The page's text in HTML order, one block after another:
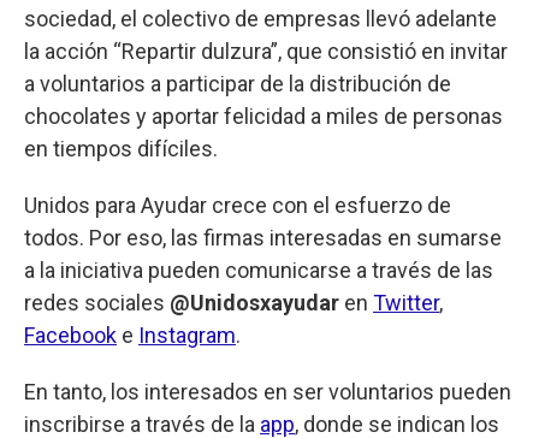
sociedad, el colectivo de empresas llevó adelante
la acción “Repartir dulzura”, que consistió en invitar
a voluntarios a participar de la distribución de
chocolates y aportar felicidad a miles de personas
en tiempos difíciles.
Unidos para Ayudar crece con el esfuerzo de
todos. Por eso, las firmas interesadas en sumarse
a la iniciativa pueden comunicarse a través de las
redes sociales @Unidosxayudar en Twitter,
Facebook e Instagram.
En tanto, los interesados en ser voluntarios pueden
inscribirse a través de la app, donde se indican los